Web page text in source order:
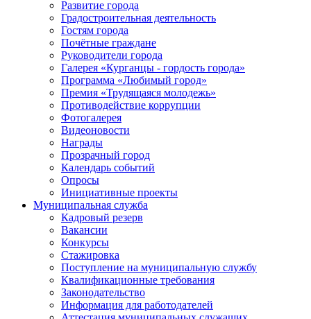
Развитие города
Градостроительная деятельность
Гостям города
Почётные граждане
Руководители города
Галерея «Курганцы - гордость города»
Программа «Любимый город»
Премия «Трудящаяся молодежь»
Противодействие коррупции
Фотогалерея
Видеоновости
Награды
Прозрачный город
Календарь событий
Опросы
Инициативные проекты
Муниципальная служба
Кадровый резерв
Вакансии
Конкурсы
Стажировка
Поступление на муниципальную службу
Квалификационные требования
Законодательство
Информация для работодателей